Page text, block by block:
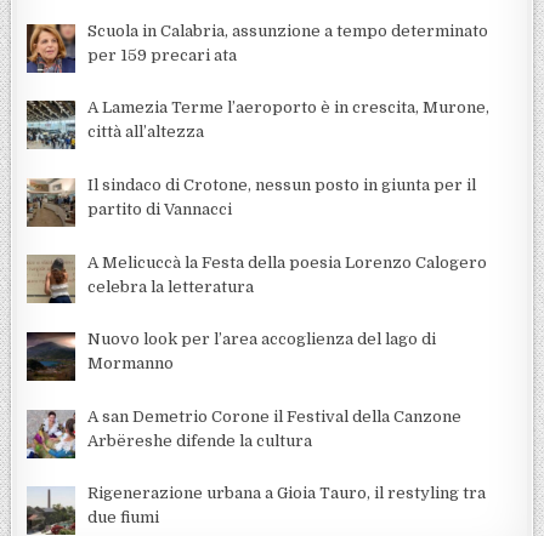
Scuola in Calabria, assunzione a tempo determinato
per 159 precari ata
A Lamezia Terme l’aeroporto è in crescita, Murone,
città all’altezza
Il sindaco di Crotone, nessun posto in giunta per il
partito di Vannacci
A Melicuccà la Festa della poesia Lorenzo Calogero
celebra la letteratura
Nuovo look per l’area accoglienza del lago di
Mormanno
A san Demetrio Corone il Festival della Canzone
Arbëreshe difende la cultura
Rigenerazione urbana a Gioia Tauro, il restyling tra
due fiumi